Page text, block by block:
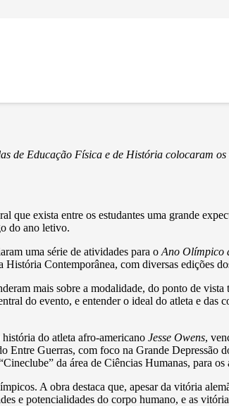
Educação Física e de História colocaram os
exista entre os estudantes uma grande
do ano letivo.
uma série de atividades para o Ano Olímpico
Contemporânea, com diversas edições
mais sobre a modalidade, do ponto de
do evento, e entender o ideal do atleta e das
história do atleta afro-americano Jesse Owens,
Guerras, com foco na Grande Depressão
da área de Ciências Humanas, para os
A obra destaca que, apesar da vitória
e potencialidades do corpo humano, e as